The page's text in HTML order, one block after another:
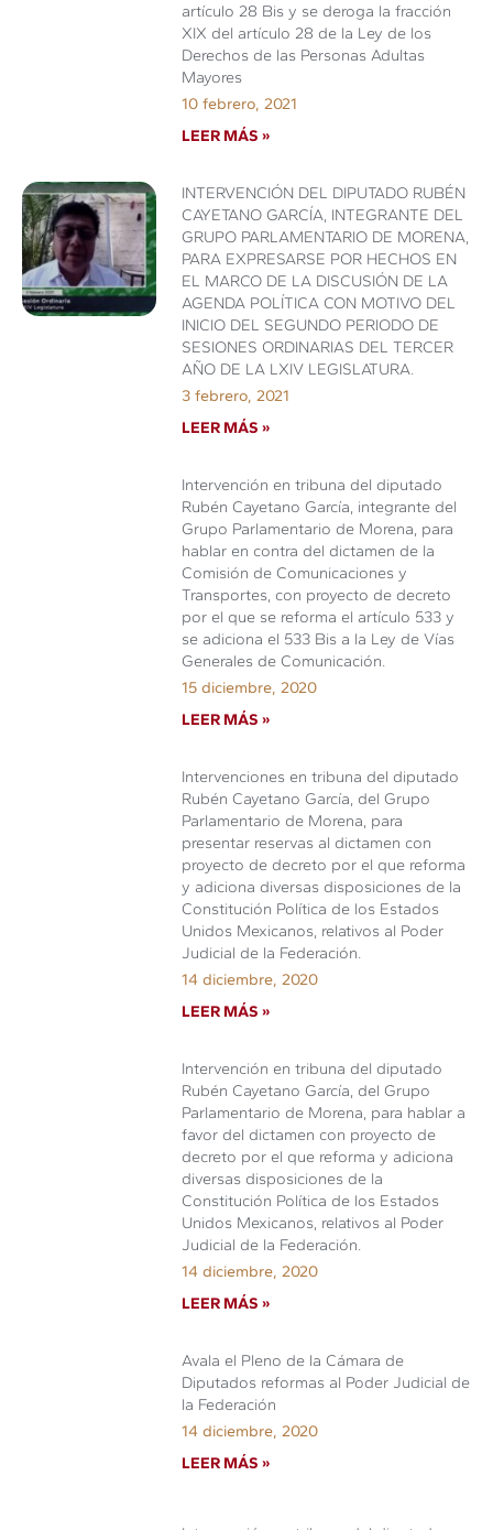
artículo 28 Bis y se deroga la fracción
XIX del artículo 28 de la Ley de los
Derechos de las Personas Adultas
Mayores
10 febrero, 2021
LEER MÁS »
INTERVENCIÓN DEL DIPUTADO RUBÉN
CAYETANO GARCÍA, INTEGRANTE DEL
GRUPO PARLAMENTARIO DE MORENA,
PARA EXPRESARSE POR HECHOS EN
EL MARCO DE LA DISCUSIÓN DE LA
AGENDA POLÍTICA CON MOTIVO DEL
INICIO DEL SEGUNDO PERIODO DE
SESIONES ORDINARIAS DEL TERCER
AÑO DE LA LXIV LEGISLATURA.
3 febrero, 2021
LEER MÁS »
Intervención en tribuna del diputado
Rubén Cayetano García, integrante del
Grupo Parlamentario de Morena, para
hablar en contra del dictamen de la
Comisión de Comunicaciones y
Transportes, con proyecto de decreto
por el que se reforma el artículo 533 y
se adiciona el 533 Bis a la Ley de Vías
Generales de Comunicación.
15 diciembre, 2020
LEER MÁS »
Intervenciones en tribuna del diputado
Rubén Cayetano García, del Grupo
Parlamentario de Morena, para
presentar reservas al dictamen con
proyecto de decreto por el que reforma
y adiciona diversas disposiciones de la
Constitución Política de los Estados
Unidos Mexicanos, relativos al Poder
Judicial de la Federación.
14 diciembre, 2020
LEER MÁS »
Intervención en tribuna del diputado
Rubén Cayetano García, del Grupo
Parlamentario de Morena, para hablar a
favor del dictamen con proyecto de
decreto por el que reforma y adiciona
diversas disposiciones de la
Constitución Política de los Estados
Unidos Mexicanos, relativos al Poder
Judicial de la Federación.
14 diciembre, 2020
LEER MÁS »
Avala el Pleno de la Cámara de
Diputados reformas al Poder Judicial de
la Federación
14 diciembre, 2020
LEER MÁS »